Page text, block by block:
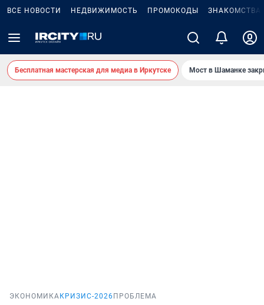
ВСЕ НОВОСТИ НЕДВИЖИМОСТЬ ПРОМОКОДЫ ЗНАКОМСТВА
Бесплатная мастерская для медиа в Иркутске Мост в Шаманке
ЭКОНОМИКА КРИЗИС-2026 ПРОБЛЕМА